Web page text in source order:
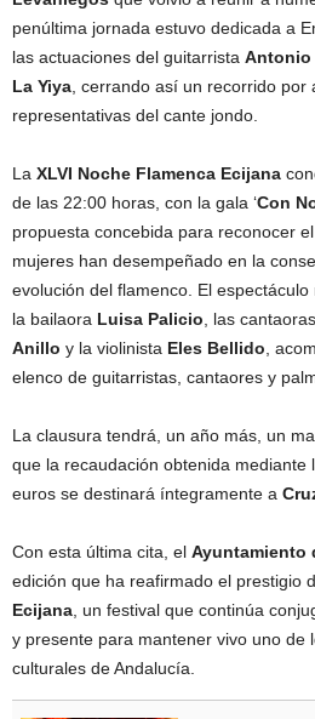
penúltima jornada estuvo dedicada a
las actuaciones del guitarrista Antonio
La Yiya , cerrando así un recorrido
representativas del cante jondo.
La XLVI Noche Flamenca Ecijana
de las 22:00 horas, con la gala ‘Con
propuesta concebida para reconocer
mujeres han desempeñado en la
evolución del flamenco. El
la bailaora Luisa Palicio , las cantaoras
Anillo y la violinista Eles Bellido ,
elenco de guitarristas, cantaores y
La clausura tendrá, un año más, un
que la recaudación obtenida mediante
euros se destinará íntegramente a
Con esta última cita, el Ayuntamiento
edición que ha reafirmado el prestigio
Ecijana , un festival que continúa
y presente para mantener vivo uno de
culturales de Andalucía.